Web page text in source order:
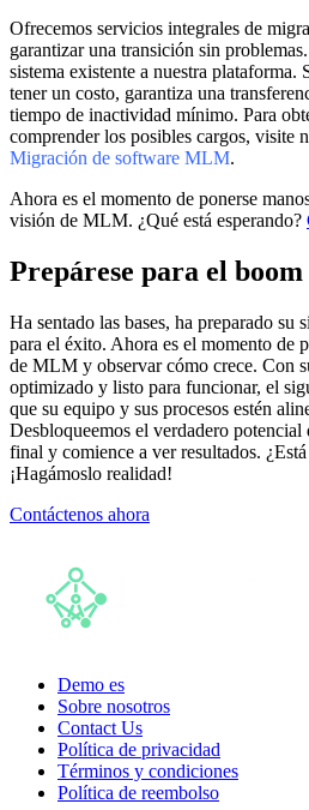
Ofrecemos servicios integrales de
garantizar una transición sin
sistema existente a nuestra
tener un costo, garantiza una
tiempo de inactividad mínimo. Para
comprender los posibles cargos, visite
Migración de software MLM.
Ahora es el momento de ponerse
visión de MLM. ¿Qué está esperando?
Prepárese para el boom
Ha sentado las bases, ha preparado su
para el éxito. Ahora es el momento de
de MLM y observar cómo crece. Con
optimizado y listo para funcionar, el
que su equipo y sus procesos estén
Desbloqueemos el verdadero
final y comience a ver resultados.
¡Hagámoslo realidad!
Contáctenos ahora
Demo es
Sobre nosotros
Contact Us
Política de privacidad
Términos y condiciones
Política de reembolso